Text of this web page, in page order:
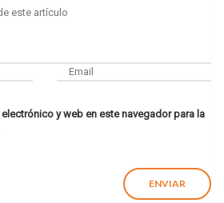
y web en este navegador para la